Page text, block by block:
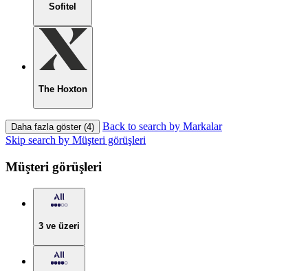
Sofitel
The Hoxton
Daha fazla göster (4)
Back to search by Markalar
Skip search by Müşteri görüşleri
Müşteri görüşleri
3 ve üzeri